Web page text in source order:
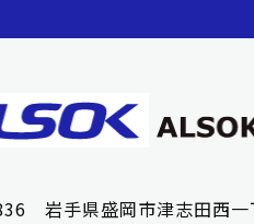
岩手県盛岡市津志田西一